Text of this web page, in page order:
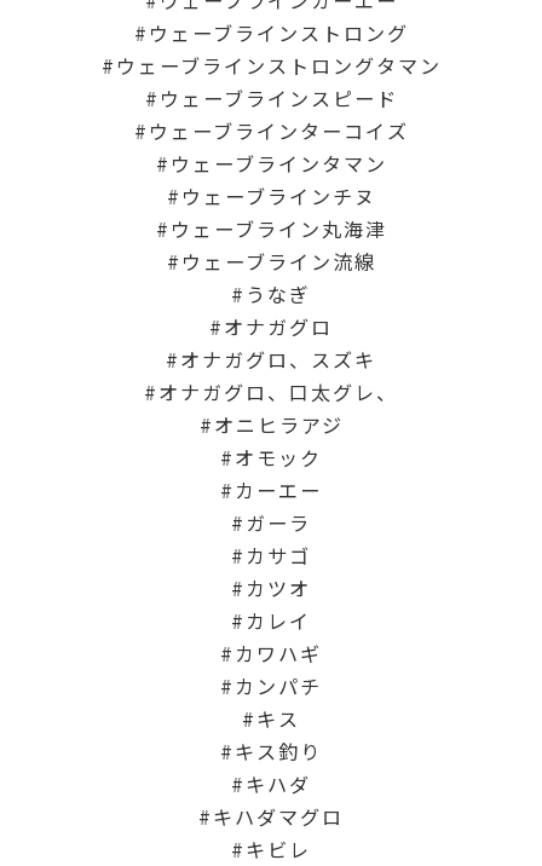
ウェーブラインストロング
ウェーブラインストロングタマン
ウェーブラインスピード
ウェーブラインターコイズ
ウェーブラインタマン
ウェーブラインチヌ
ウェーブライン丸海津
ウェーブライン流線
うなぎ
オナガグロ
オナガグロ、スズキ
オナガグロ、口太グレ、
オニヒラアジ
オモック
カーエー
ガーラ
カサゴ
カツオ
カレイ
カワハギ
カンパチ
キス
キス釣り
キハダ
キハダマグロ
キビレ